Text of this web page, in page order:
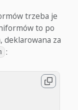
trzeba je
to po
za
: